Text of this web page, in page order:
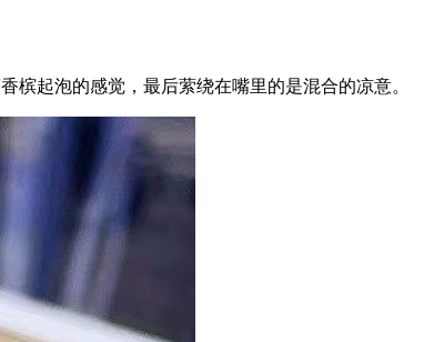
起泡的感觉，最后萦绕在嘴里的是混合的凉意。